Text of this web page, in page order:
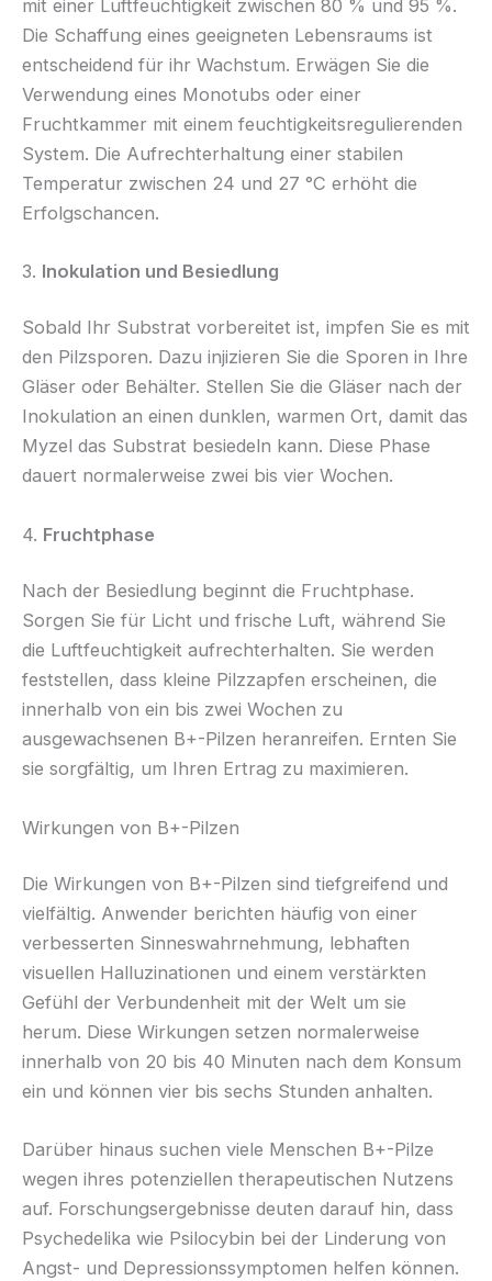
mit einer Luftfeuchtigkeit zwischen 80 % und 95 %.
Die Schaffung eines geeigneten Lebensraums ist
entscheidend für ihr Wachstum. Erwägen Sie die
Verwendung eines Monotubs oder einer
Fruchtkammer mit einem feuchtigkeitsregulierenden
System. Die Aufrechterhaltung einer stabilen
Temperatur zwischen 24 und 27 °C erhöht die
Erfolgschancen.
3. Inokulation und Besiedlung
Sobald Ihr Substrat vorbereitet ist, impfen Sie es mit
den Pilzsporen. Dazu injizieren Sie die Sporen in Ihre
Gläser oder Behälter. Stellen Sie die Gläser nach der
Inokulation an einen dunklen, warmen Ort, damit das
Myzel das Substrat besiedeln kann. Diese Phase
dauert normalerweise zwei bis vier Wochen.
4. Fruchtphase
Nach der Besiedlung beginnt die Fruchtphase.
Sorgen Sie für Licht und frische Luft, während Sie
die Luftfeuchtigkeit aufrechterhalten. Sie werden
feststellen, dass kleine Pilzzapfen erscheinen, die
innerhalb von ein bis zwei Wochen zu
ausgewachsenen B+-Pilzen heranreifen. Ernten Sie
sie sorgfältig, um Ihren Ertrag zu maximieren.
Wirkungen von B+-Pilzen
Die Wirkungen von B+-Pilzen sind tiefgreifend und
vielfältig. Anwender berichten häufig von einer
verbesserten Sinneswahrnehmung, lebhaften
visuellen Halluzinationen und einem verstärkten
Gefühl der Verbundenheit mit der Welt um sie
herum. Diese Wirkungen setzen normalerweise
innerhalb von 20 bis 40 Minuten nach dem Konsum
ein und können vier bis sechs Stunden anhalten.
Darüber hinaus suchen viele Menschen B+-Pilze
wegen ihres potenziellen therapeutischen Nutzens
auf. Forschungsergebnisse deuten darauf hin, dass
Psychedelika wie Psilocybin bei der Linderung von
Angst- und Depressionssymptomen helfen können.